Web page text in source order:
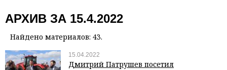
АРХИВ ЗА 15.4.2022
Найдено материалов: 43.
15.04.2022
Дмитрий Патрушев посетил